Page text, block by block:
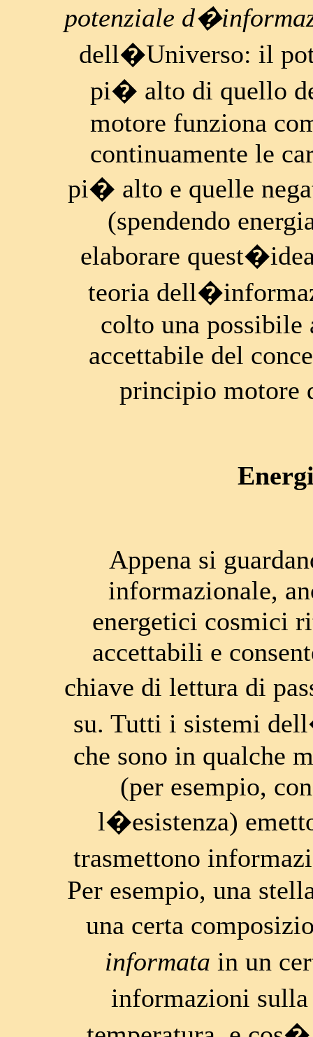
potenziale
dell�Universo: il
pi� alto di quello
motore funziona
continuamente le
pi� alto e quelle
(spendendo
elaborare
teoria
colto una possibile
accettabile del
principio
Appena si
informazionale,
energetici cosmici
accettabili e
chiave di lettura di
su. Tutti i sistemi
che sono in qualche
(per esempio,
l�esistenza)
trasmettono
Per esempio, una
una certa
informata in un
informazioni